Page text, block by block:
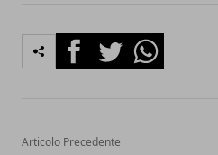
FacebookTwitterWhatsapp
Articolo Precedente